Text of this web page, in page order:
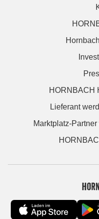
HORNBACH
Lieferant
Marktplatz-